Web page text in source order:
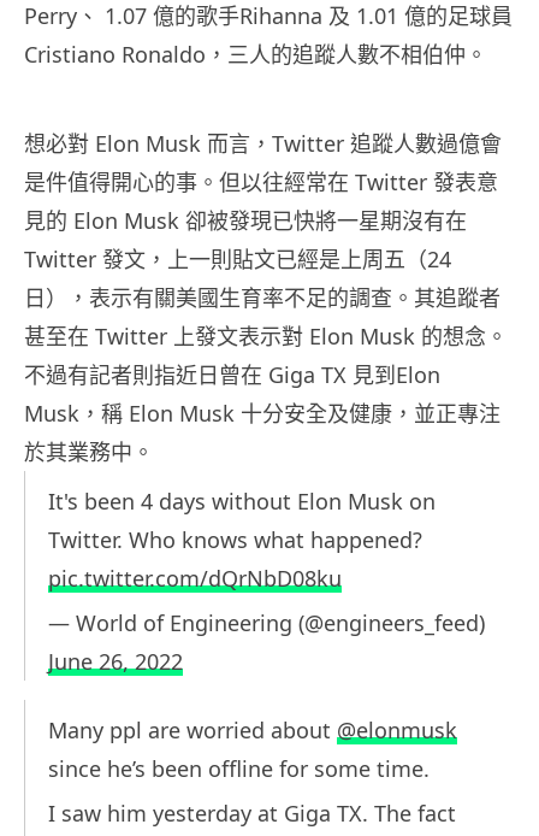
Perry、 1.07 億的歌手Rihanna 及 1.01 億的足球員
Cristiano Ronaldo，三人的追蹤人數不相伯仲。
想必對 Elon Musk 而言，Twitter 追蹤人數過億會
是件值得開心的事。但以往經常在 Twitter 發表意
見的 Elon Musk 卻被發現已快將一星期沒有在
Twitter 發文，上一則貼文已經是上周五（24
日），表示有關美國生育率不足的調查。其追蹤者
甚至在 Twitter 上發文表示對 Elon Musk 的想念。
不過有記者則指近日曾在 Giga TX 見到Elon
Musk，稱 Elon Musk 十分安全及健康，並正專注
於其業務中。
It's been 4 days without Elon Musk on
Twitter. Who knows what happened?
pic.twitter.com/dQrNbD08ku
— World of Engineering (@engineers_feed)
June 26, 2022
Many ppl are worried about @elonmusk
since he’s been offline for some time.
I saw him yesterday at Giga TX. The fact